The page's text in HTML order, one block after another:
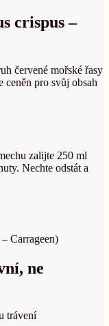
crispus –
červené mořské řasy
ceněn pro svůj obsah
zalijte 250 ml
Nechte odstát a
Carrageen)
ne
trávení